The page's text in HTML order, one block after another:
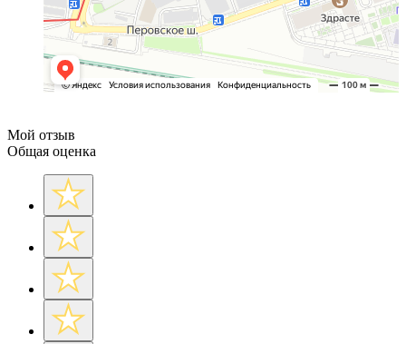
Мой отзыв
Общая оценка